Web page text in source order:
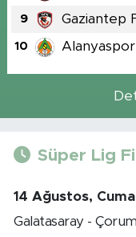
9 Gaziantep
10 Alanyaspor
Süper Lig
14 Ağustos, Cuma
Galatasaray -